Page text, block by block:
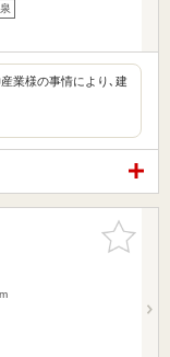
業様の事情により､建
お気に入
りに追加